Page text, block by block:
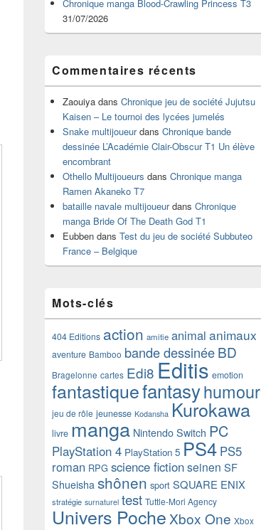
Chronique manga Blood-Crawling Princess T3
31/07/2026
Commentaires récents
Zaouiya dans Chronique jeu de société Jujutsu
Kaisen – Le tournoi des lycées jumelés
Snake multijoueurdans Chronique bande
dessinée L’Académie Clair-Obscur T1 Un élève
encombrant
Othello Multijoueurs dans Chronique manga
Ramen Akaneko T7
bataille navale multijoueurdans Chronique
manga Bride Of The Death God T1
Eubben dans Test du jeu de société Subbuteo
France – Belgique
Mots-clés
404 Editions action amitie animal animaux
aventure Bamboo bande dessinéeBD
Bragelonne cartes Edi8 Editis emotion
fantastiquefantasyhumour
jeu de rôle jeunesse Kodansha Kurokawa
livre manga Nintendo Switch PC
PlayStation 4 PlayStation 5 PS4 PS5
roman RPG science fictionseinen SF
Shueisha shônen sport SQUARE ENIX
stratégie surnaturel test Tuttle-Mori Agency
Univers Poche Xbox One Xbox